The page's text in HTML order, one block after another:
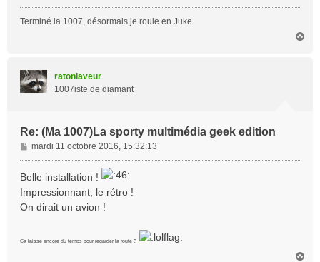
Terminé la 1007, désormais je roule en Juke.
ratonlaveur
1007iste de diamant
Re: (Ma 1007)La sporty multimédia geek edition
M
e
s
a
g
mardi 11 octobre 2016, 15:32:13
Belle installation !
Impressionnant, le rétro !
On dirait un avion !
Ca laisse encore du temps pour regarder la route ?